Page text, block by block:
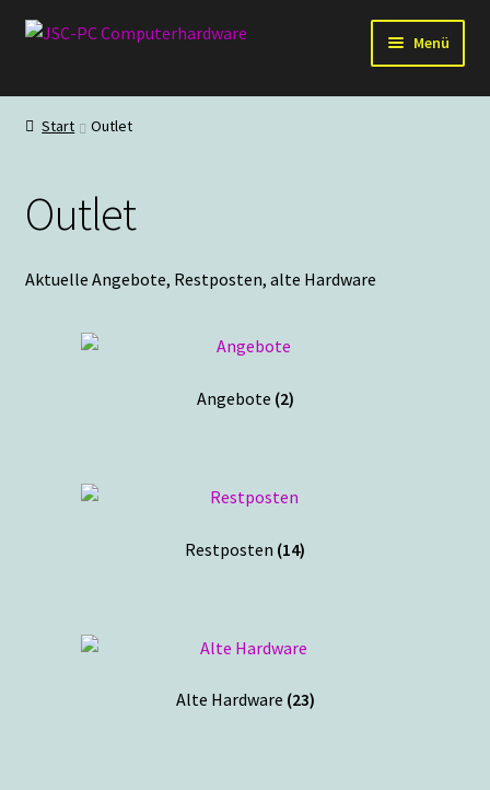
Zur
Zum
Menü
Hardware
Staubschutz
Outlet
Start Outlet
Outlet
Aktuelle Angebote, Restposten, alte Hardware
Angebote (2)
Restposten (14)
Alte Hardware (23)